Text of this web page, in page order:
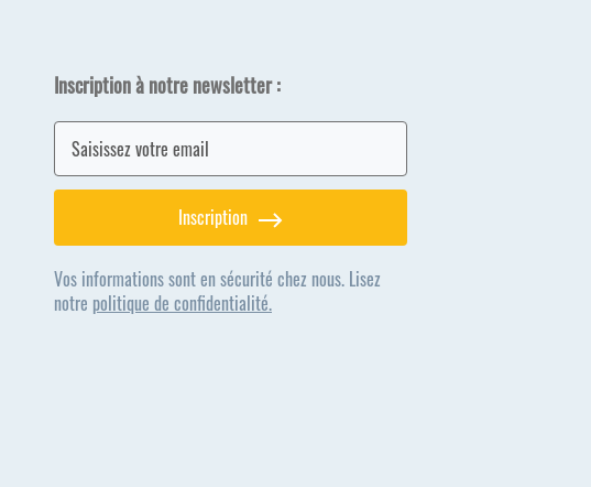
Inscription à notre newsletter :
Inscription
Vos informations sont en sécurité chez nous. Lisez
notre politique de confidentialité.